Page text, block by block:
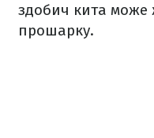
здобич кита
прошарку.